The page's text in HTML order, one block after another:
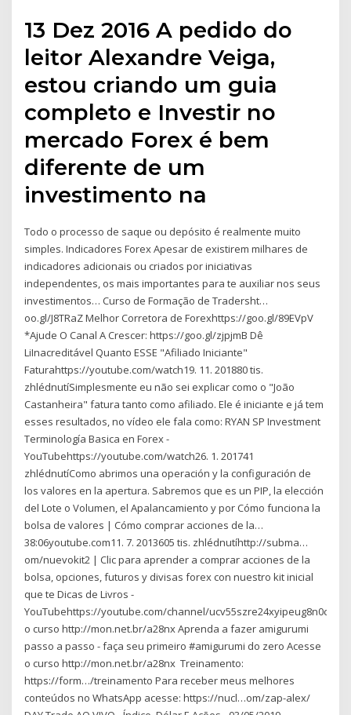
13 Dez 2016 A pedido do
leitor Alexandre Veiga,
estou criando um guia
completo e Investir no
mercado Forex é bem
diferente de um
investimento na
Todo o processo de saque ou depósito é realmente muito
simples. Indicadores Forex Apesar de existirem milhares de
indicadores adicionais ou criados por iniciativas
independentes, os mais importantes para te auxiliar nos seus
investimentos… Curso de Formação de Tradersht…
oo.gl/J8TRaZ Melhor Corretora de Forexhttps://goo.gl/89EVpV
*Ajude O Canal A Crescer: https://goo.gl/zjpjmB Dê
LiInacreditável Quanto ESSE "Afiliado Iniciante"
Faturahttps://youtube.com/watch19. 11. 201880 tis.
zhlédnutíSimplesmente eu não sei explicar como o "João
Castanheira" fatura tanto como afiliado. Ele é iniciante e já tem
esses resultados, no vídeo ele fala como: ️️RYAN SP Investment
Terminología Basica en Forex -
YouTubehttps://youtube.com/watch26. 1. 201741
zhlédnutíComo abrimos una operación y la configuración de
los valores en la apertura. Sabremos que es un PIP, la elección
del Lote o Volumen, el Apalancamiento y por Cómo funciona la
bolsa de valores | Cómo comprar acciones de la…
38:06youtube.com11. 7. 2013605 tis. zhlédnutíhttp://subma…
om/nuevokit2 | Clic para aprender a comprar acciones de la
bolsa, opciones, futuros y divisas forex con nuestro kit inicial
que te Dicas de Livros -
YouTubehttps://youtube.com/channel/
o curso http://mon.net.br/a28nx Aprenda a fazer amigurumi
passo a passo - faça seu primeiro #amigurumi do zero Acesse
o curso http://mon.net.br/a28nx ️️ Treinamento:
https://form…/treinamento Para receber meus melhores
conteúdos no WhatsApp acesse: https://nucl…om/zap-alex/